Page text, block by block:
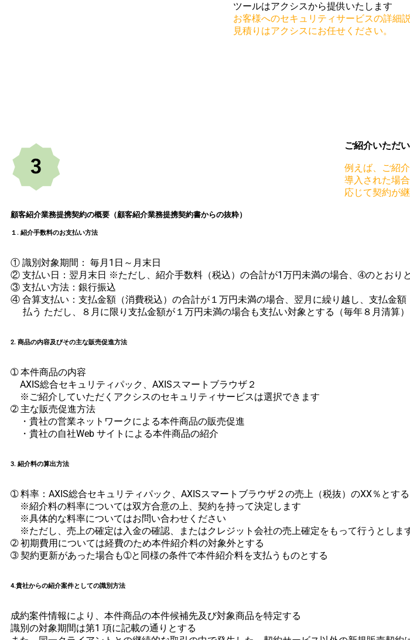
ツールはアクシスから提供いたします
お客様へのセキュリティサービスの詳細
見積りはアクシスにお任せください。
ご紹介いただ
例えば、ご紹
導入された場
応じて契約が
顧客紹介業務提携契約の概要（顧客紹介業務提携契約書からの抜粋）
１. 紹介手数料のお支払い方法
① 識別対象期間： 毎月1日～月末日
② 支払い日：翌月末日 ※ただし、紹介手数料（税込）の合計が1万円未満の場合、➃のとおり
③ 支払い方法：銀行振込
④ 合算支払い：支払金額（消費税込）の合計が１万円未満の場合、翌月に繰り越し、支払金
払う ただし、８月に限り支払金額が１万円未満の場合も支払い対象とする（毎年８月清算）
2. 商品の内容及びその主な販売促進方法
➀ 本件商品の内容
AXIS総合セキュリティパック、AXISスマートブラウザ２
※ご紹介していただくアクシスのセキュリティサービスは選択できます
➁ 主な販売促進方法
・貴社の営業ネットワークによる本件商品の販売促進
・貴社の自社Web サイトによる本件商品の紹介
3. 紹介料の算出方法
➀ 料率：AXIS総合セキュリティパック、AXISスマートブラウザ２の売上（税抜）のXX％とする
※紹介料の料率については双方合意の上、契約を持って決定します
※具体的な料率についてはお問い合わせください
※ただし、売上の確定は入金の確認、またはクレジット会社の売上確定をもって行うとしま
➁ 初期費用については経費のため本件紹介料の対象外とする
➂ 契約更新があった場合も➀と同様の条件で本件紹介料を支払うものとする
4.貴社からの紹介案件としての識別方法
成約案件情報により、本件商品の本件候補先及び対象商品を特定する
識別の対象期間は第1 項に記載の通りとする